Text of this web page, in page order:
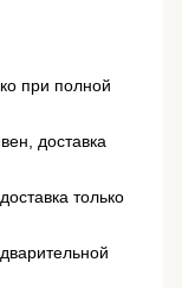
при полной
доставка
только